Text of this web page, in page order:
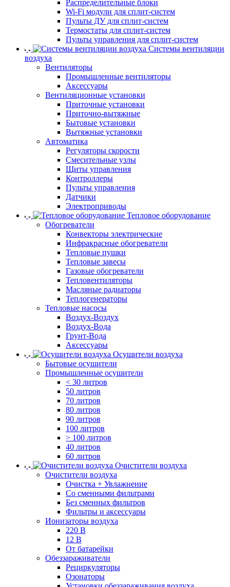
Распределительные блоки
Wi-Fi модули для сплит-систем
Пульты ДУ для сплит-систем
Термостаты для сплит-систем
Пульты управления для сплит-систем
Системы вентиляции
воздуха
Вентиляторы
Промышленные вентиляторы
Аксессуары
Вентиляционные установки
Приточные установки
Приточно-вытяжные
Бытовые установки
Вытяжные установки
Автоматика
Регуляторы скорости
Смесительные узлы
Щиты управления
Контроллеры
Пульты управления
Датчики
Электроприводы
Тепловое оборудование
Обогреватели
Конвекторы электрические
Инфракрасные обогреватели
Тепловые пушки
Тепловые завесы
Газовые обогреватели
Тепловентиляторы
Масляные радиаторы
Теплогенераторы
Тепловые насосы
Воздух-Воздух
Воздух-Вода
Грунт-Вода
Аксессуары
Осушители воздуха
Бытовые осушители
Промышленные осушители
< 30 литров
50 литров
70 литров
80 литров
90 литров
100 литров
> 100 литров
40 литров
60 литров
Очистители воздуха
Очистители воздуха
Очистка + Увлажнение
Cо сменными фильтрами
Без сменных фильтров
Фильтры и аксессуары
Ионизаторы воздуха
220 В
12 В
От батарейки
Обеззараживатели
Рециркуляторы
Озонаторы